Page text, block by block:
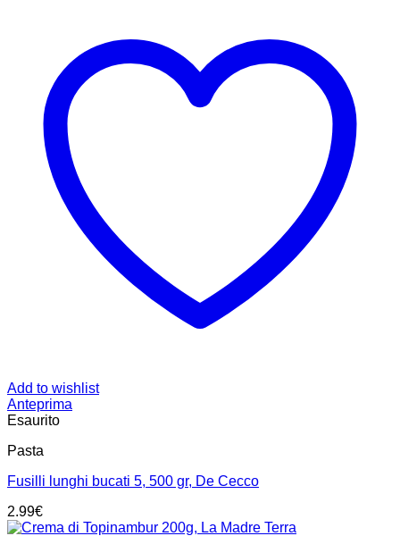
Add to wishlist
Anteprima
Esaurito
Pasta
Fusilli lunghi bucati 5, 500 gr, De Cecco
2.99€